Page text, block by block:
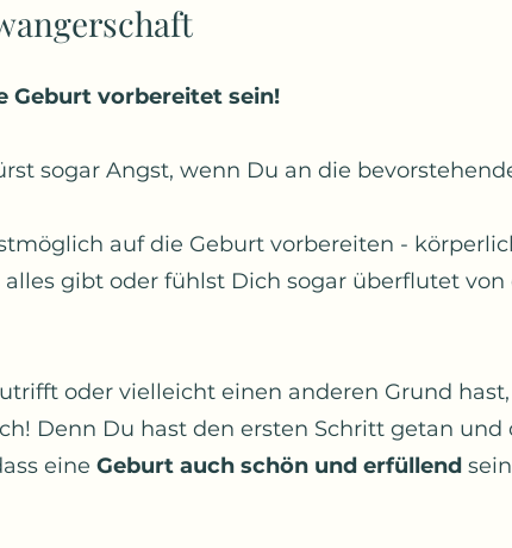
Geburt vorbereitet sein!
sogar Angst, wenn Du an die
auf die Geburt vorbereiten -
alles gibt oder fühlst Dich sogar überflutet von
oder vielleicht einen anderen Grund
Denn Du hast den ersten Schritt getan und
eine Geburt auch schön und erfüllend